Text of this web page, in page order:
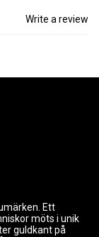
Write a review
Ett
möts i unik
guldkant på